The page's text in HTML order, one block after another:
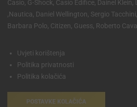
Casio, G-Shock, Casio Edifice, Dainel Klein,
,Nautica, Daniel Wellington, Sergio
Barbara Polo, Citizen, Guess, Roberto
Uvjeti korištenja
Politika privatnosti
Politika kolačića
POSTAVKE KOLAČIĆA